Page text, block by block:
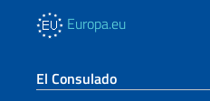
Europa.eu
El Consulado